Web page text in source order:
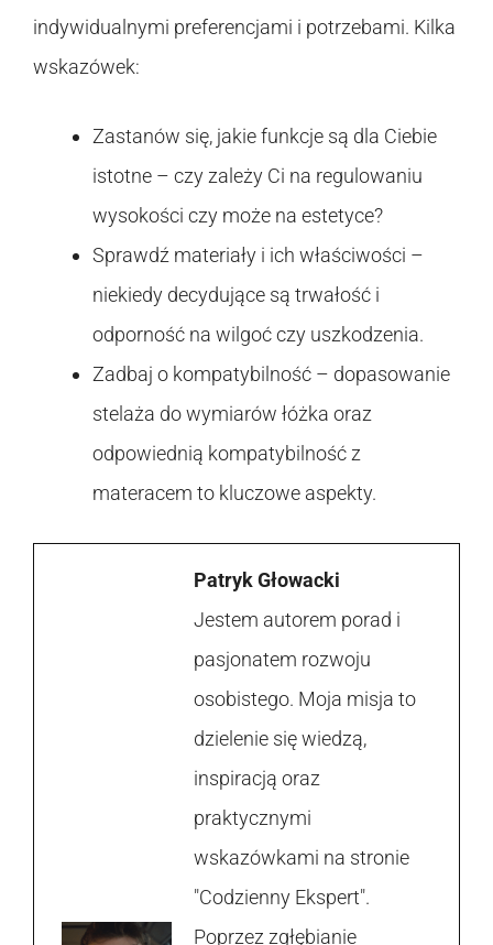
indywidualnymi preferencjami i potrzebami. Kilka
wskazówek:
Zastanów się, jakie funkcje są dla Ciebie
istotne – czy zależy Ci na regulowaniu
wysokości czy może na estetyce?
Sprawdź materiały i ich właściwości –
niekiedy decydujące są trwałość i
odporność na wilgoć czy uszkodzenia.
Zadbaj o kompatybilność – dopasowanie
stelaża do wymiarów łóżka oraz
odpowiednią kompatybilność z
materacem to kluczowe aspekty.
Patryk Głowacki
Jestem autorem porad i
pasjonatem rozwoju
osobistego. Moja misja to
dzielenie się wiedzą,
inspiracją oraz
praktycznymi
wskazówkami na stronie
"Codzienny Ekspert".
Poprzez zgłębianie